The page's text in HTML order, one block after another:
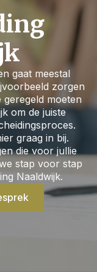
gaat meestal
zorgen
moeten
om de juiste
graag in bij.
die voor jullie
stap voor stap
Naaldwijk.